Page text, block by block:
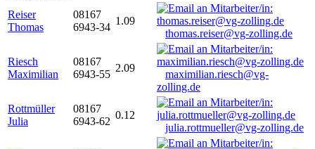
Reiser
Thomas
08167
6943-34
1.09
thomas.reiser@vg-zolling.de
Riesch
Maximilian
08167
6943-55
2.09
maximilian.riesch@vg-
zolling.de
Rottmüller
Julia
08167
6943-62
0.12
julia.rottmueller@vg-zolling.de